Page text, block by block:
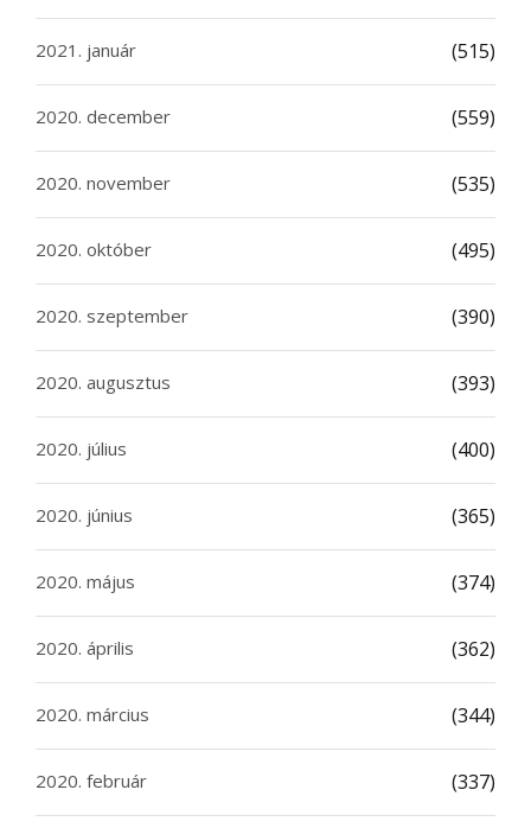
2021. január (515)
2020. december (559)
2020. november (535)
2020. október (495)
2020. szeptember (390)
2020. augusztus (393)
2020. július (400)
2020. június (365)
2020. május (374)
2020. április (362)
2020. március (344)
2020. február (337)